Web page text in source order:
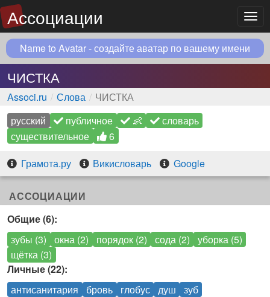
Ассоциации
Name to Avatar - создайте аватар по вашему имени
ЧИСТКА
Associ.ru Слова
ЧИСТКА
русский
публичное 👶
словарь
существительное
6
Грамота.ру
Викисловарь Google
АССОЦИАЦИИ
Общие (6):
зубы (3)
окна (2) порядок (2) сода (2)
уборка (5)
щётка (3)
Личные (22):
антисанитария
бровь глобус душ
зуб